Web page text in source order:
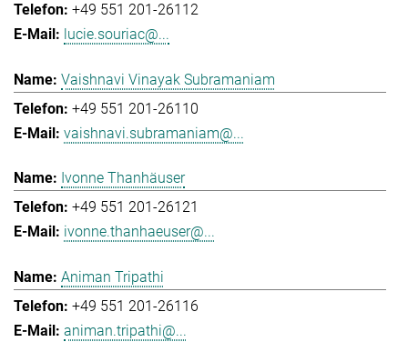
+49 551 201-26112
lucie.souriac@...
Vaishnavi Vinayak Subramaniam
+49 551 201-26110
vaishnavi.subramaniam@...
Ivonne Thanhäuser
+49 551 201-26121
ivonne.thanhaeuser@...
Animan Tripathi
+49 551 201-26116
animan.tripathi@...